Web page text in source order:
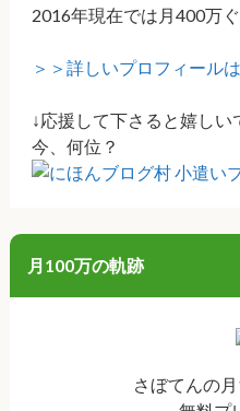
2016年現在では月400万
＞＞詳しいプロフィール
↓応援して下さると嬉しい
今、何位？
月100万の軌跡
さぼてんの